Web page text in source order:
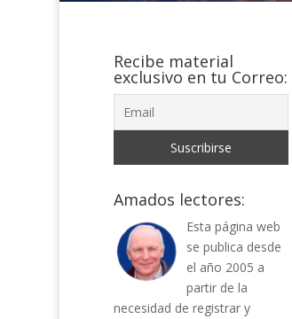
Recibe material
exclusivo en tu Correo:
Amados lectores:
Esta página web
se publica desde
el año 2005 a
partir de la
necesidad de registrar y